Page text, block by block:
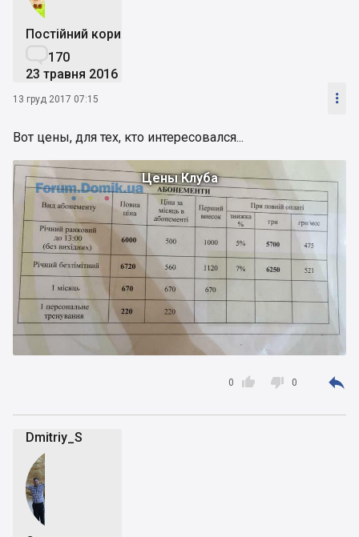
Постійний користувач
170
23 травня 2016
13 груд 2017 07:15 
Вот цены, для тех, кто интересовался...
Цены Клуба

0  0 
Dmitriy_S